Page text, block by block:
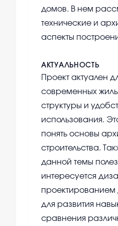
домов. В нем
технические и
аспекты
АКТУАЛЬНОСТЬ
Проект актуален
современных
структуры и
использования.
понять основы
строительства.
данной темы
интересуется
для развития
сравнения